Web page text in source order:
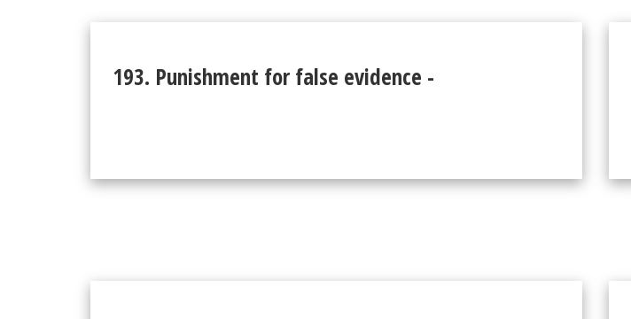
193. Punishment for false evidence -